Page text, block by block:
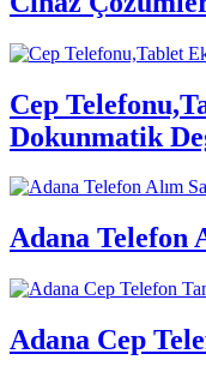
Cep
Dokunmatik
Adana Telefon
Adana Cep